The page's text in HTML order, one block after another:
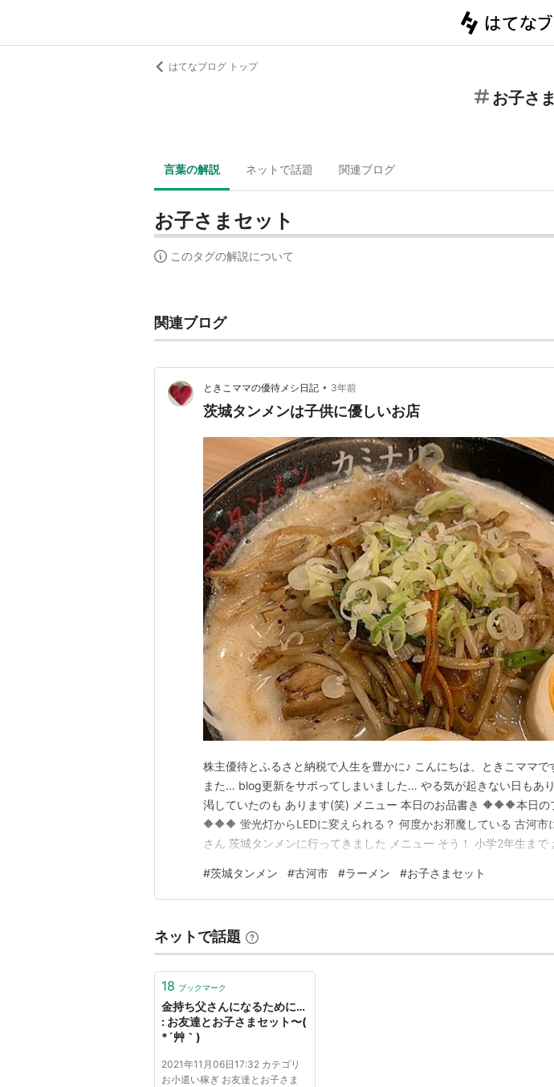
はてなブログ トップ
お子さ
言葉の解説 ネットで話題 関連ブログ
お子さまセット
このタグの解説について
関連ブログ
ときこママの優待メシ日記 • 3年前
茨城タンメンは子供に優しいお店
株主優待とふるさと納税で人生を豊かに♪ こんにちは、ときこママ
また… blog更新をサボってしまいました… やる気が起きない日もあ
渇していたのも あります(笑) メニュー 本日のお品書き 🔶🔶🔶本日の
🔶🔶🔶 蛍光灯からLEDに変えられる？ 何度かお邪魔している 古河市
さん 茨城タンメンに行ってきました メニュー そう！ 小学2年生まで
様タンメンと… 濃厚タンメン+味玉 定番の 茨城タンメンを ご馳走様
#茨城タンメン #古河市 #ラーメン #お子さまセット
ネットで話題
18 ブックマーク
金持ち父さんになるために…
: お友達とお子さまセット〜(
*´艸｀)
2021年11月06日17:32 カテゴリ
お小遣い稼ぎ お友達とお子さま